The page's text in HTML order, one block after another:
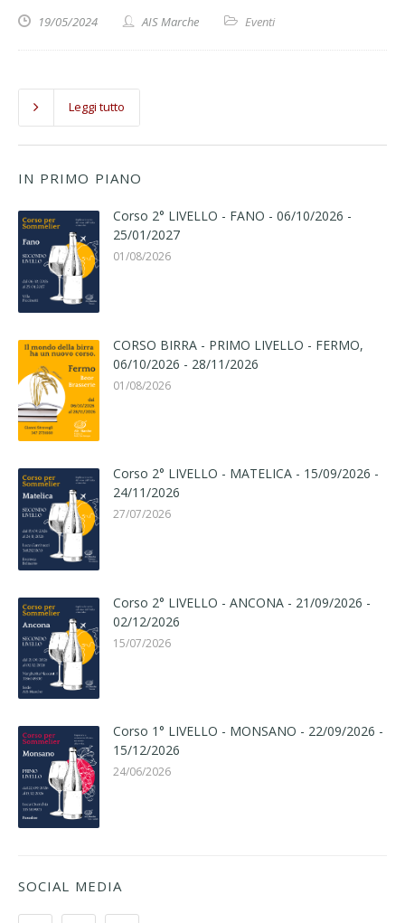
19/05/2024 AIS Marche Eventi
Leggi tutto
IN PRIMO PIANO
Corso 2° LIVELLO - FANO - 06/10/2026 -
25/01/2027
01/08/2026
CORSO BIRRA - PRIMO LIVELLO - FERMO,
06/10/2026 - 28/11/2026
01/08/2026
Corso 2° LIVELLO - MATELICA - 15/09/2026 -
24/11/2026
27/07/2026
Corso 2° LIVELLO - ANCONA - 21/09/2026 -
02/12/2026
15/07/2026
Corso 1° LIVELLO - MONSANO - 22/09/2026 -
15/12/2026
24/06/2026
SOCIAL MEDIA